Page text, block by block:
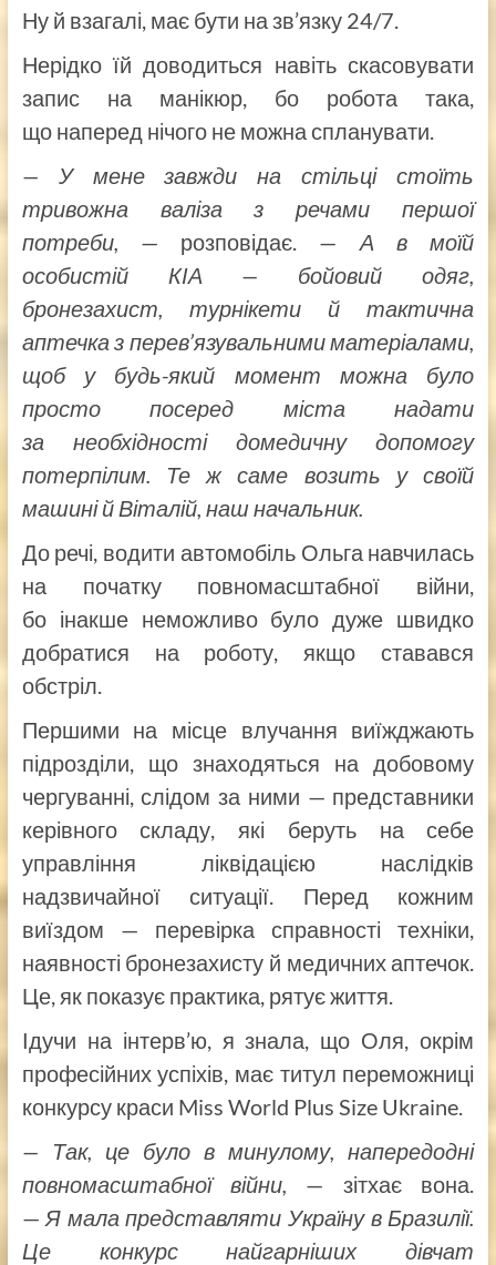
Ну й взагалі, має бути на зв’язку 24/7.
Нерідко їй доводиться навіть скасовувати
запис на манікюр, бо робота така,
що наперед нічого не можна спланувати.
— У мене завжди на стільці стоїть
тривожна валіза з речами першої
потреби, — розповідає. — А в моїй
особистій КІА — бойовий одяг,
бронезахист, турнікети й тактична
аптечка з перев’язувальними матеріалами,
щоб у будь-який момент можна було
просто посеред міста надати
за необхідності домедичну допомогу
потерпілим. Те ж саме возить у своїй
машині й Віталій, наш начальник.
До речі, водити автомобіль Ольга навчилась
на початку повномасштабної війни,
бо інакше неможливо було дуже швидко
добратися на роботу, якщо ставався
обстріл.
Першими на місце влучання виїжджають
підрозділи, що знаходяться на добовому
чергуванні, слідом за ними — представники
керівного складу, які беруть на себе
управління ліквідацією наслідків
надзвичайної ситуації. Перед кожним
виїздом — перевірка справності техніки,
наявності бронезахисту й медичних аптечок.
Це, як показує практика, рятує життя.
Ідучи на інтерв’ю, я знала, що Оля, окрім
професійних успіхів, має титул переможниці
конкурсу краси Miss World Plus Size Ukraine.
— Так, це було в минулому, напередодні
повномасштабної війни, — зітхає вона.
— Я мала представляти Україну в Бразилії.
Це конкурс найгарніших дівчат